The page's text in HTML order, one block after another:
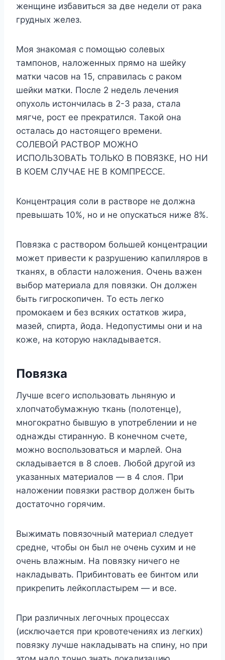
женщине избавиться за две недели от рака
грудных желез.
Моя знакомая с помощью солевых
тампонов, наложенных прямо на шейку
матки часов на 15, справилась с раком
шейки матки. После 2 недель лечения
опухоль истончилась в 2-3 раза, стала
мягче, рост ее прекратился. Такой она
осталась до настоящего времени.
СОЛЕВОЙ РАСТВОР МОЖНО
ИСПОЛЬЗОВАТЬ ТОЛЬКО В ПОВЯЗКЕ, НО НИ
В КОЕМ СЛУЧАЕ НЕ В КОМПРЕССЕ.
Концентрация соли в растворе не должна
превышать 10%, но и не опускаться ниже 8%.
Повязка с раствором большей концентрации
может привести к разрушению капилляров в
тканях, в области наложения. Очень важен
выбор материала для повязки. Он должен
быть гигроскопичен. То есть легко
промокаем и без всяких остатков жира,
мазей, спирта, йода. Недопустимы они и на
коже, на которую накладывается.
Повязка
Лучше всего использовать льняную и
хлопчатобумажную ткань (полотенце),
многократно бывшую в употреблении и не
однажды стиранную. В конечном счете,
можно воспользоваться и марлей. Она
складывается в 8 слоев. Любой другой из
указанных материалов — в 4 слоя. При
наложении повязки раствор должен быть
достаточно горячим.
Выжимать повязочный материал следует
средне, чтобы он был не очень сухим и не
очень влажным. На повязку ничего не
накладывать. Прибинтовать ее бинтом или
прикрепить лейкопластырем — и все.
При различных легочных процессах
(исключается при кровотечениях из легких)
повязку лучше накладывать на спину, но при